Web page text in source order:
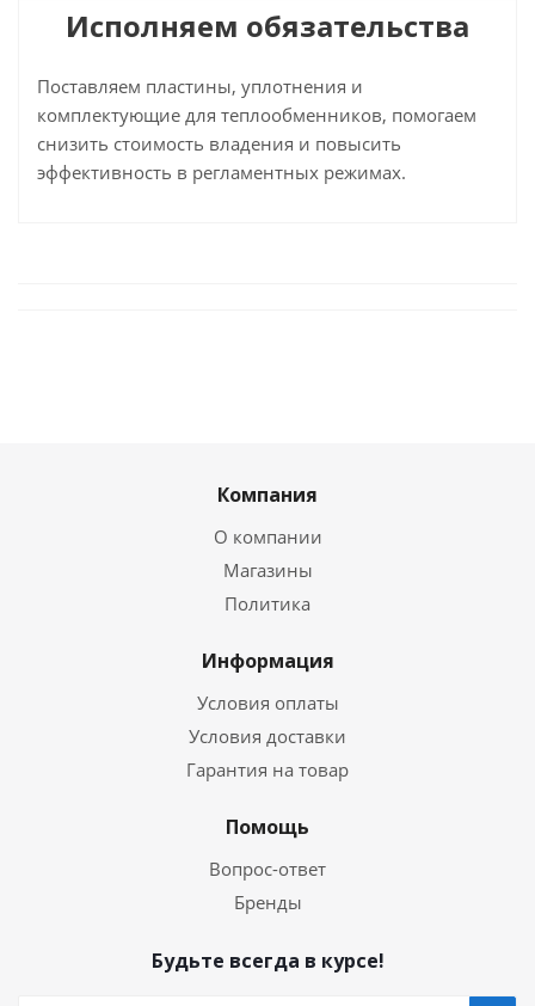
Исполняем обязательства
Поставляем пластины, уплотнения и
комплектующие для теплообменников, помогаем
снизить стоимость владения и повысить
эффективность в регламентных режимах.
Компания
О компании
Магазины
Политика
Информация
Условия оплаты
Условия доставки
Гарантия на товар
Помощь
Вопрос-ответ
Бренды
Будьте всегда в курсе!